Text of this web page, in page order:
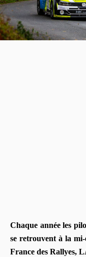
Chaque année les
se retrouvent à la
France des Rallyes,